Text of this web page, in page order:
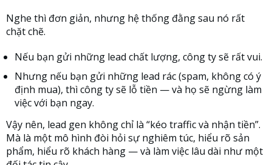
Nghe thì đơn giản, nhưng hệ thống đằng sau nó rất
chặt chẽ.
Nếu bạn gửi những lead chất lượng, công ty sẽ rất vui.
Nhưng nếu bạn gửi những lead rác (spam, không có ý
định mua), thì công ty sẽ lỗ tiền — và họ sẽ ngừng làm
việc với bạn ngay.
Vậy nên, lead gen không chỉ là “kéo traffic và nhận tiền”.
Mà là một mô hình đòi hỏi sự nghiêm túc, hiểu rõ sản
phẩm, hiểu rõ khách hàng — và làm việc lâu dài như một